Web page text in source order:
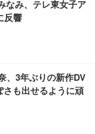
なみ、テレ東女子ア
反響
、3年ぶりの新作DV
も出せるように頑